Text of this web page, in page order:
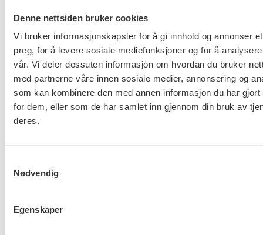
Denne nettsiden bruker cookies
Vi bruker informasjonskapsler for å gi innhold og annonser
preg, for å levere sosiale mediefunksjoner og for å
vår. Vi deler dessuten informasjon om hvordan du bruker
med partnerne våre innen sosiale medier, annonsering og
som kan kombinere den med annen informasjon du har gjort
for dem, eller som de har samlet inn gjennom din bruk av
deres.
Nødvendig
Egenskaper
God sommer fra FO
Brudd i lønnsoppgjøret for
ansatte innen barnevern,
omsorg og asylmottak (NHO